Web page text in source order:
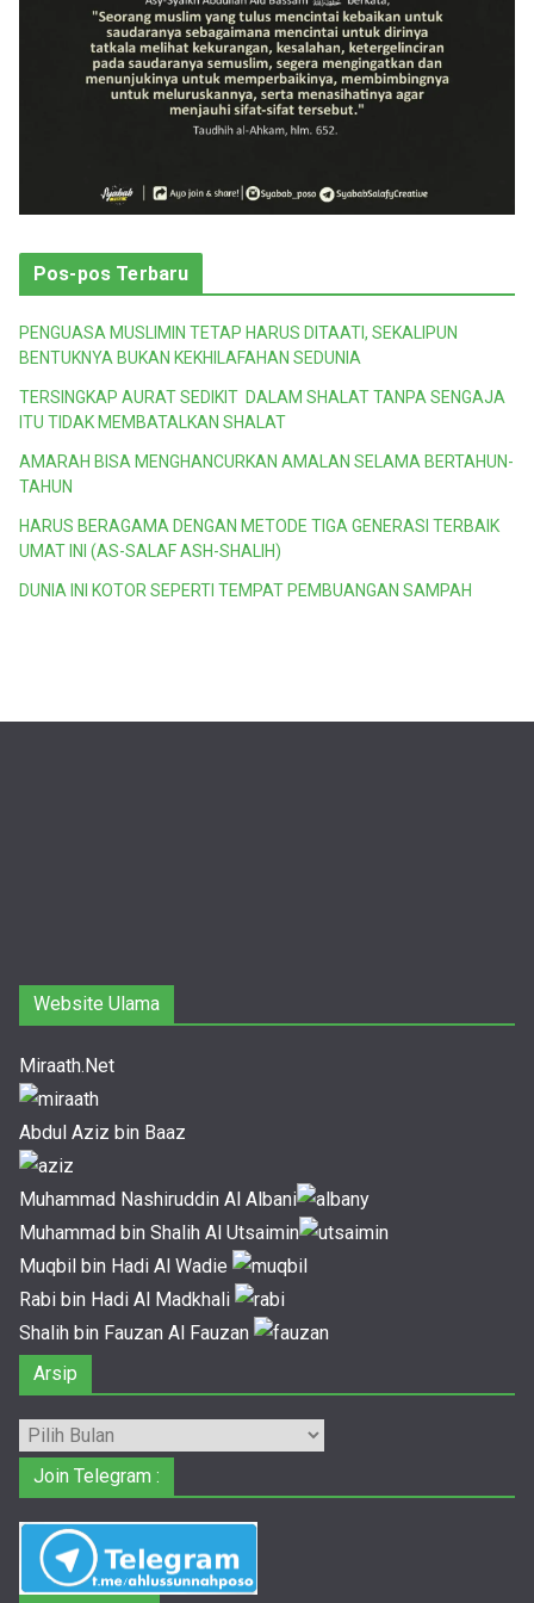
Pos-pos Terbaru
PENGUASA MUSLIMIN TETAP HARUS DITAATI, SEKALIPUN
BENTUKNYA BUKAN KEKHILAFAHAN SEDUNIA
TERSINGKAP AURAT SEDIKIT DALAM SHALAT TANPA SENGAJA
ITU TIDAK MEMBATALKAN SHALAT
AMARAH BISA MENGHANCURKAN AMALAN SELAMA BERTAHUN-
TAHUN
HARUS BERAGAMA DENGAN METODE TIGA GENERASI TERBAIK
UMAT INI (AS-SALAF ASH-SHALIH)
DUNIA INI KOTOR SEPERTI TEMPAT PEMBUANGAN SAMPAH
Website Ulama
Miraath.Net
Abdul Aziz bin Baaz
Muhammad Nashiruddin Al Albani
Muhammad bin Shalih Al Utsaimin
Muqbil bin Hadi Al Wadie
Rabi bin Hadi Al Madkhali
Shalih bin Fauzan Al Fauzan
Arsip
Arsip
Join Telegram :